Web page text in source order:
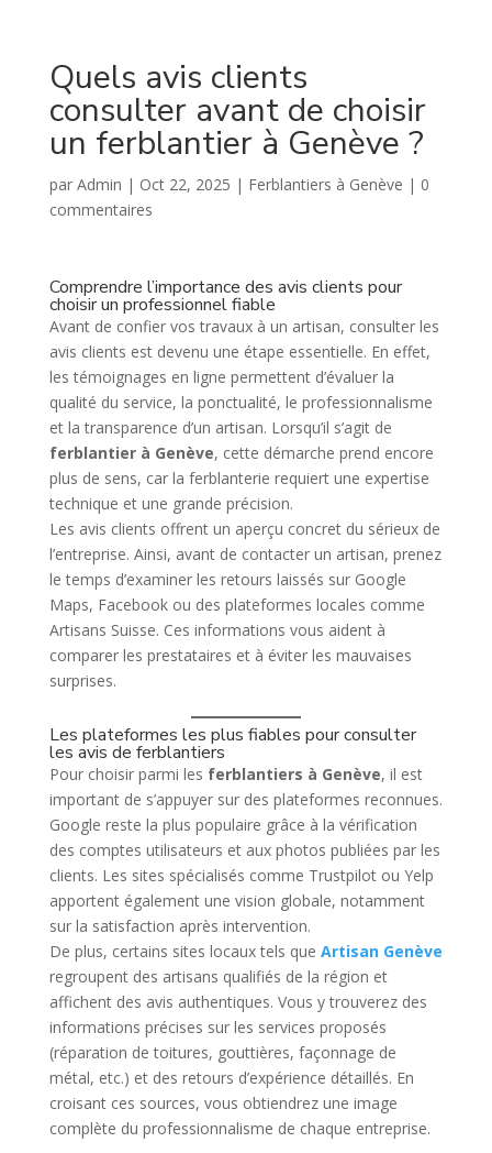
Quels avis clients
consulter avant de choisir
un ferblantier à Genève ?
par Admin | Oct 22, 2025 | Ferblantiers à Genève | 0
commentaires
Comprendre l’importance des avis clients pour
choisir un professionnel fiable
Avant de confier vos travaux à un artisan, consulter les
avis clients est devenu une étape essentielle. En effet,
les témoignages en ligne permettent d’évaluer la
qualité du service, la ponctualité, le professionnalisme
et la transparence d’un artisan. Lorsqu’il s’agit de
ferblantier à Genève, cette démarche prend encore
plus de sens, car la ferblanterie requiert une expertise
technique et une grande précision.
Les avis clients offrent un aperçu concret du sérieux de
l’entreprise. Ainsi, avant de contacter un artisan, prenez
le temps d’examiner les retours laissés sur Google
Maps, Facebook ou des plateformes locales comme
Artisans Suisse. Ces informations vous aident à
comparer les prestataires et à éviter les mauvaises
surprises.
Les plateformes les plus fiables pour consulter
les avis de ferblantiers
Pour choisir parmi les ferblantiers à Genève, il est
important de s’appuyer sur des plateformes reconnues.
Google reste la plus populaire grâce à la vérification
des comptes utilisateurs et aux photos publiées par les
clients. Les sites spécialisés comme Trustpilot ou Yelp
apportent également une vision globale, notamment
sur la satisfaction après intervention.
De plus, certains sites locaux tels que Artisan Genève
regroupent des artisans qualifiés de la région et
affichent des avis authentiques. Vous y trouverez des
informations précises sur les services proposés
(réparation de toitures, gouttières, façonnage de
métal, etc.) et des retours d’expérience détaillés. En
croisant ces sources, vous obtiendrez une image
complète du professionnalisme de chaque entreprise.